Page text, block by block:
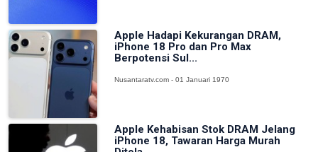
Apple Hadapi Kekurangan DRAM,
iPhone 18 Pro dan Pro Max
Berpotensi Sul...
Nusantaratv.com - 01 Januari 1970
Apple Kehabisan Stok DRAM Jelang
iPhone 18, Tawaran Harga Murah